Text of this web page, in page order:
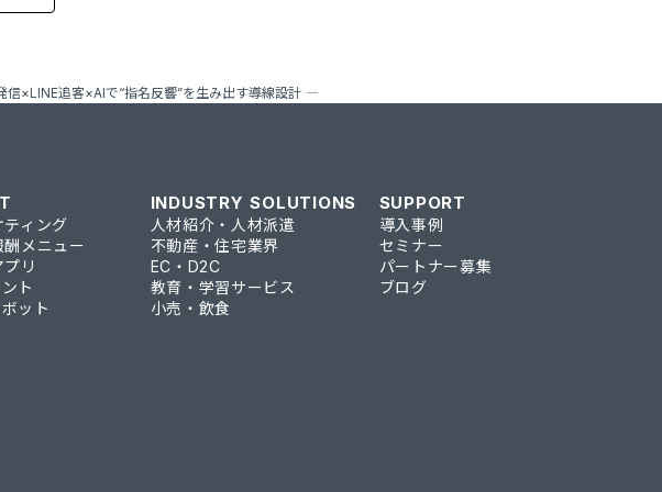
×LINE追客×AIで“指名反響”を生み出す導線設計 ―
ティング
酬メニュー
リ
ト
ット
INDUSTRY SOLUTIONS
人材紹介・人材派遣
不動産・住宅業界
EC・D2C
教育・学習サービス
小売・飲食
SUPPORT
導入事例
セミナー
パートナー募集
ブログ